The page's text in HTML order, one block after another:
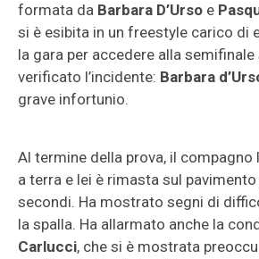
formata da Barbara D’Urso e
si è esibita in un freestyle carico di
la gara per accedere alla semifinale
verificato l’incidente: Barbara
grave infortunio.
Al termine della prova, il compagno
a terra e lei è rimasta sul
secondi. Ha mostrato segni di
la spalla. Ha allarmato anche la
Carlucci, che si è mostrata